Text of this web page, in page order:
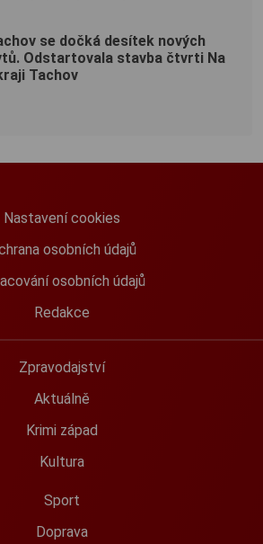
se dočká desítek nových
Odstartovala stavba čtvrti Na
Tachov
Nastavení cookies
osobních údajů
osobních údajů
Redakce
Zpravodajství
Aktuálně
Krimi západ
Kultura
Sport
Doprava